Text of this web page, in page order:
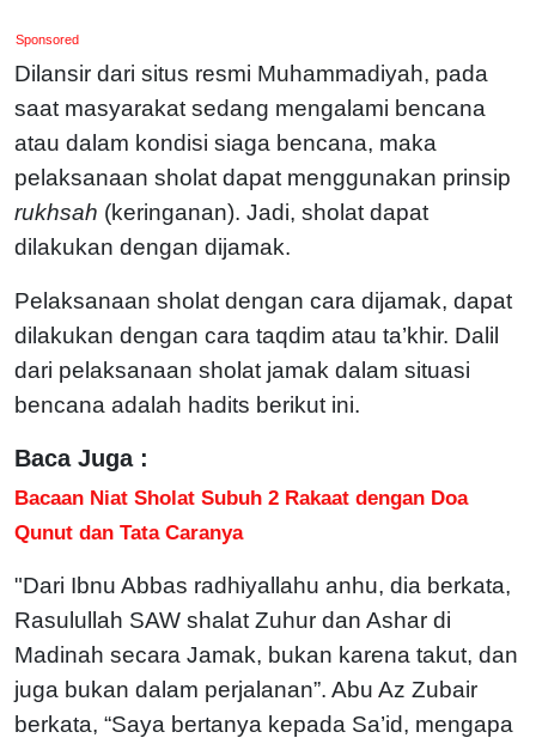
Sponsored
Dilansir dari situs resmi Muhammadiyah, pada
saat masyarakat sedang mengalami bencana
atau dalam kondisi siaga bencana, maka
pelaksanaan sholat dapat menggunakan prinsip
rukhsah (keringanan). Jadi, sholat dapat
dilakukan dengan dijamak.
Pelaksanaan sholat dengan cara dijamak, dapat
dilakukan dengan cara taqdim atau ta’khir. Dalil
dari pelaksanaan sholat jamak dalam situasi
bencana adalah hadits berikut ini.
Baca Juga :
Bacaan Niat Sholat Subuh 2 Rakaat dengan Doa
Qunut dan Tata Caranya
"Dari Ibnu Abbas radhiyallahu anhu, dia berkata,
Rasulullah SAW shalat Zuhur dan Ashar di
Madinah secara Jamak, bukan karena takut, dan
juga bukan dalam perjalanan”. Abu Az Zubair
berkata, “Saya bertanya kepada Sa’id, mengapa